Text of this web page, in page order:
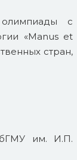
с
«Manus et
стран,
им. И.П.